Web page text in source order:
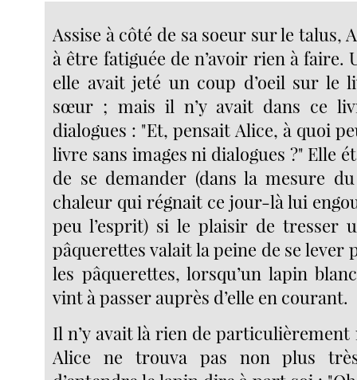
Assise à côté de sa soeur sur le talus,
à être fatiguée de n’avoir rien à faire.
elle avait jeté un coup d’oeil sur le
sœur ; mais il n’y avait dans ce
dialogues : "Et, pensait Alice, à quoi
livre sans images ni dialogues ?" Elle
de se demander (dans la mesure
chaleur qui régnait ce jour-là lui
peu l’esprit) si le plaisir de tresser
pâquerettes valait la peine de se
les pâquerettes, lorsqu’un lapin
vint à passer auprès d’elle en courant.
Il n’y avait là rien de
Alice ne trouva pas non plus